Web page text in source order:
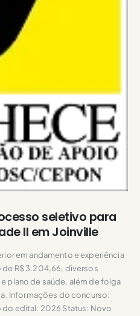
seletivo para
II em Joinville
em andamento e experiência
R$ 3.204,66, diversos
plano de saúde, além de folga
Informações do concurso:
do edital: 2026 Status: Novo